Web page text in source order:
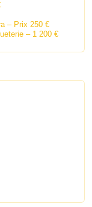
– Prix 250 €
– 1 200 €